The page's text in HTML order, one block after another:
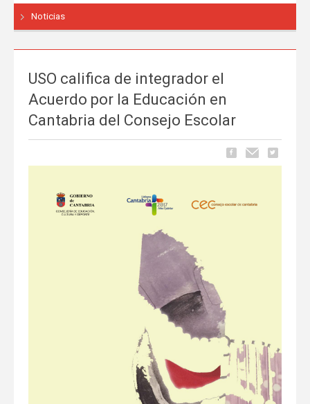
Noticias
USO califica de integrador el
Acuerdo por la Educación en
Cantabria del Consejo Escolar